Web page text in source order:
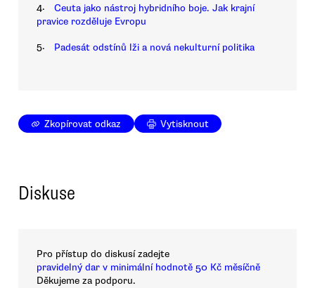
4.
Ceuta jako nástroj hybridního boje. Jak krajní
pravice rozděluje Evropu
5. Padesát odstínů lži a nová nekulturní politika
Zkopírovat odkaz Vytisknout
Diskuse
Pro přístup do diskusí zadejte
pravidelný dar v minimální hodnotě 50 Kč měsíčně
Děkujeme za podporu.